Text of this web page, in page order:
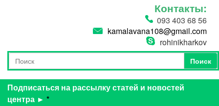
Контакты:
093 403 68 56
kamalavana108@gmail.com
rohinikharkov
Форма поиска
Поиск
Поиск
Подписаться на рассылку статей и новостей
центра ► *